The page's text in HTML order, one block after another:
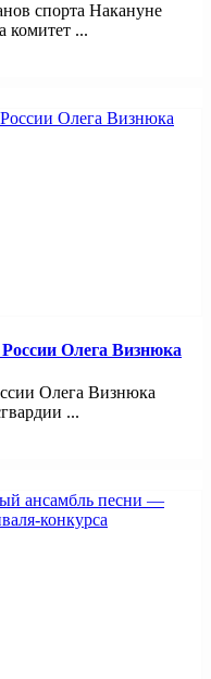
спорта Накануне
комитет ...
Олега Визнюка
Олега Визнюка
...